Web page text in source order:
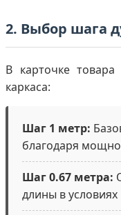
2. Выбор шага
В карточке
каркаса:
Шаг 1 метр:
благодаря
Шаг 0.67 метра:
длины в